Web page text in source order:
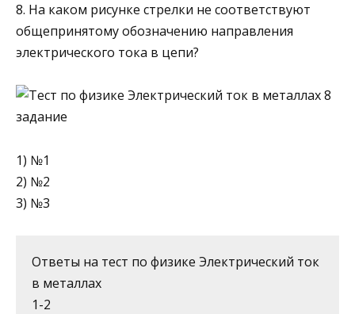
8. На каком рисунке стрелки не соответствуют
общепринятому обозначению направления
электрического тока в цепи?
1) №1
2) №2
3) №3
Ответы на тест по физике Электрический ток
в металлах
1-2